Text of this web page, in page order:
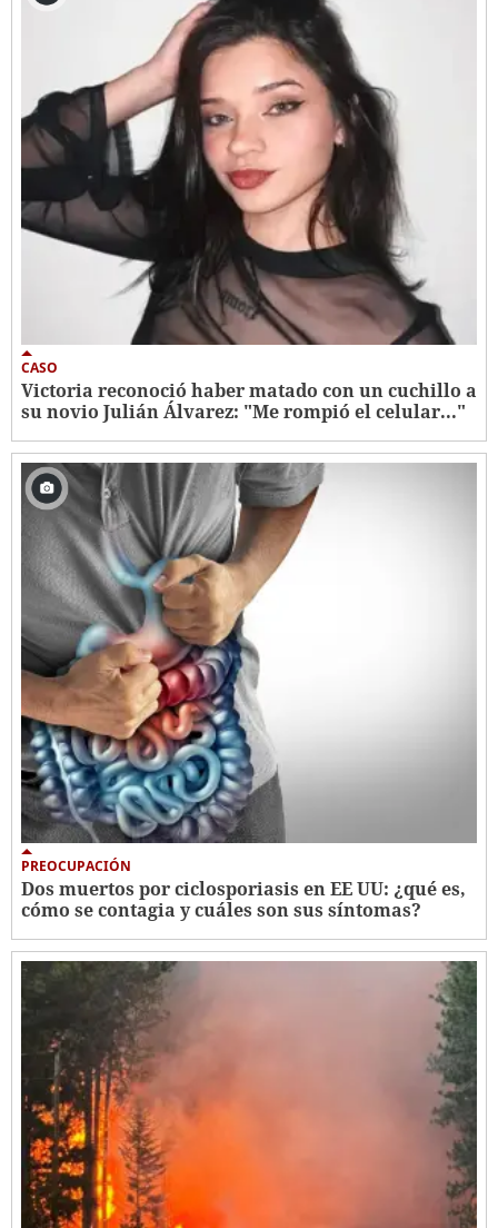
CASO
Victoria reconoció haber matado con un cuchillo a
su novio Julián Álvarez: "Me rompió el celular..."
PREOCUPACIÓN
Dos muertos por ciclosporiasis en EE UU: ¿qué es,
cómo se contagia y cuáles son sus síntomas?